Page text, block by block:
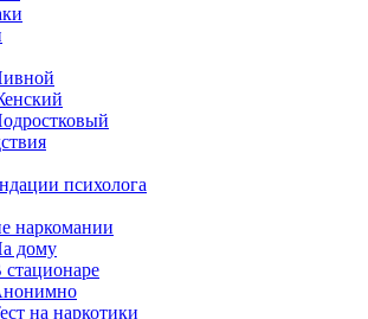
психолога
наркомании
дому
стационаре
на наркотики